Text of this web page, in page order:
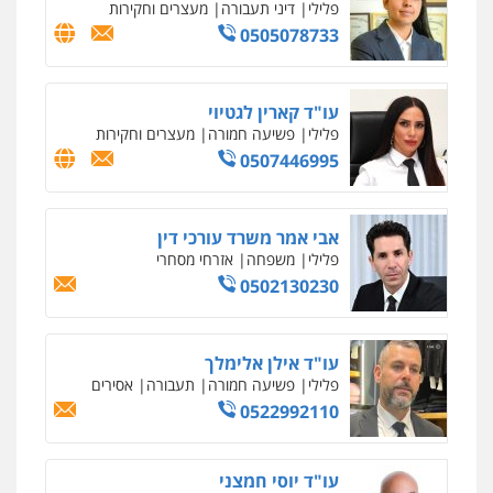
וחקירות
0525199949
עו"ד אסף גונן
פלילי פשע חמור תעבורה צבא מעצרים
וחקירות
0542255161
גל דהן – משרד עורך דין פלילי
פלילי פשיעה חמורה סמים
וחקירות
0544723840
עו"ד ראוף נג'אר
פלילי עורכי דין לענייני אסירים מעצרים
סמים רכוש
0548009246
עו"ד אלון ארז